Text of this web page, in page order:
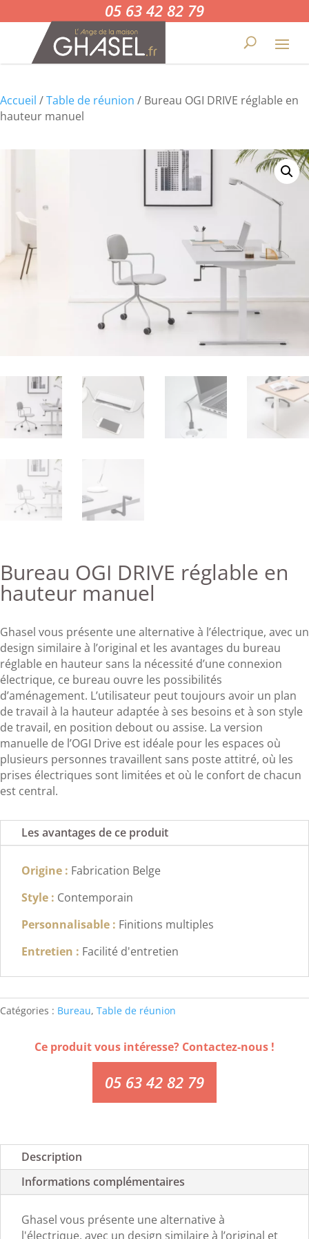
05 63 42 82 79
Accueil /Table de réunion / Bureau OGI DRIVE réglable en
hauteur manuel
Bureau OGI DRIVE réglable en
hauteur manuel
Ghasel vous présente une alternative à l’électrique, avec un
design similaire à l’original et les avantages du bureau
réglable en hauteur sans la nécessité d’une connexion
électrique, ce bureau ouvre les possibilités
d’aménagement. L’utilisateur peut toujours avoir un plan
de travail à la hauteur adaptée à ses besoins et à son style
de travail, en position debout ou assise. La version
manuelle de l’OGI Drive est idéale pour les espaces où
plusieurs personnes travaillent sans poste attitré, où les
prises électriques sont limitées et où le confort de chacun
est central.
Les avantages de ce produit
Origine : Fabrication Belge
Style : Contemporain
Personnalisable : Finitions multiples
Entretien : Facilité d'entretien
Catégories : Bureau, Table de réunion
Ce produit vous intéresse? Contactez-nous !
05 63 42 82 79
Description
Informations complémentaires
Ghasel vous présente une alternative à
l'électrique, avec un design similaire à l’original et